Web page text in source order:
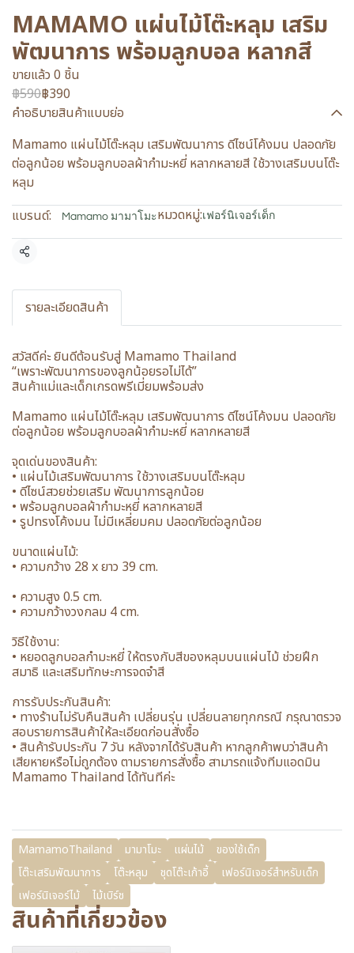
MAMAMO แผ่นไม้โต๊ะหลุม เสริม
พัฒนาการ พร้อมลูกบอล หลากสี
ขายแล้ว 0 ชิ้น
฿590฿390
คำอธิบายสินค้าแบบย่อ
Mamamo แผ่นไม้โต๊ะหลุม เสริมพัฒนาการ ดีไซน์โค้งมน ปลอดภัย
ต่อลูกน้อย พร้อมลูกบอลผ้ากำมะหยี่ หลากหลายสี ใช้วางเสริมบนโต๊ะ
หลุม
แบรนด์:
Mamamo มามาโมะหมวดหมู่:เฟอร์นิเจอร์เด็ก
แชร์
รายละเอียดสินค้า
สวัสดีค่ะ ยินดีต้อนรับสู่ Mamamo Thailand
“เพราะพัฒนาการของลูกน้อยรอไม่ได้”
สินค้าแม่และเด็กเกรดพรีเมี่ยมพร้อมส่ง
Mamamo แผ่นไม้โต๊ะหลุม เสริมพัฒนาการ ดีไซน์โค้งมน ปลอดภัย
ต่อลูกน้อย พร้อมลูกบอลผ้ากำมะหยี่ หลากหลายสี
จุดเด่นของสินค้า:
• แผ่นไม้เสริมพัฒนาการ ใช้วางเสริมบนโต๊ะหลุม
• ดีไซน์สวยช่วยเสริม พัฒนาการลูกน้อย
• พร้อมลูกบอลผ้ากำมะหยี่ หลากหลายสี
• รูปทรงโค้งมน ไม่มีเหลี่ยมคม ปลอดภัยต่อลูกน้อย
ขนาดแผ่นไม้:
• ความกว้าง 28 x ยาว 39 cm.
• ความสูง 0.5 cm.
• ความกว้างวงกลม 4 cm.
วิธีใช้งาน:
• หยอดลูกบอลกำมะหยี่ ให้ตรงกับสีของหลุมบนแผ่นไม้ ช่วยฝึก
สมาธิ และเสริมทักษะการจดจำสี
การรับประกันสินค้า:
• ทางร้านไม่รับคืนสินค้า เปลี่ยนรุ่น เปลี่ยนลายทุกกรณี กรุณาตรวจ
สอบรายการสินค้าให้ละเอียดก่อนสั่งซื้อ
• สินค้ารับประกัน 7 วัน หลังจากได้รับสินค้า หากลูกค้าพบว่าสินค้า
เสียหายหรือไม่ถูกต้อง ตามรายการสั่งซื้อ สามารถแจ้งทีมแอดมิน
Mamamo Thailand ได้ทันทีค่ะ
MamamoThailand มามาโมะ แผ่นไม้
ของใช้เด็ก
โต๊ะเสริมพัฒนาการ
โต๊ะหลุม ชุดโต๊ะเก้าอี้
เฟอร์นิเจอร์สำหรับเด็ก
เฟอร์นิเจอร์ไม้
ไม้เบิร์ช
สินค้าที่เกี่ยวข้อง